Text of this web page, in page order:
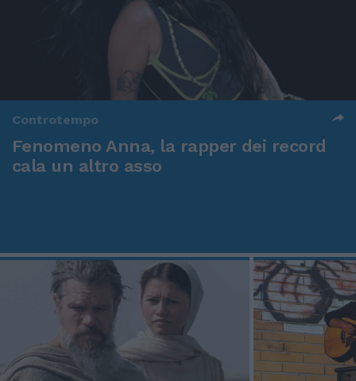
Controtempo
Fenomeno Anna, la rapper dei record
cala un altro asso